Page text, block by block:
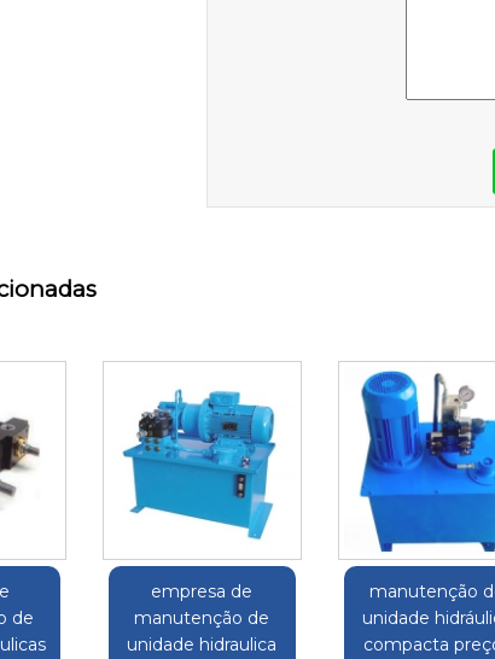
de
empresa de
manutenção de
unidade hidraulica
manutenção
unidade
compacta